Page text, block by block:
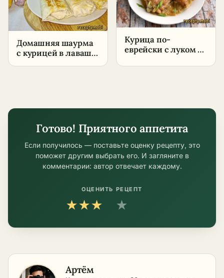
Домашняя шаурма
с курицей в лаваше
Курица по-
еврейски с луком и
рецепт в домашних
Готово! Приятного аппетита
Если получилось — поставьте оценку рецепту, это
поможет другим выбрать его. И загляните в
комментарии: автор отвечает каждому.
ОЦЕНИТЬ РЕЦЕПТ
★★★ ★
Артём